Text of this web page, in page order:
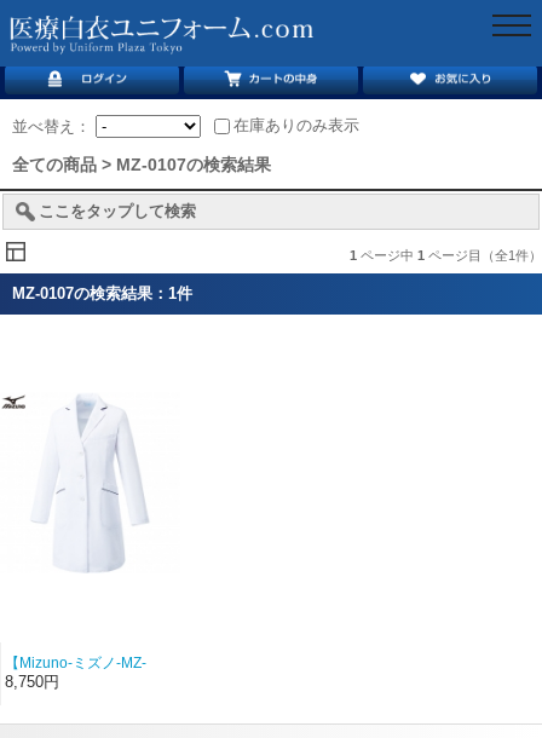
並べ替え： 在庫ありのみ表示
全ての商品 > MZ-0107の検索結果
ここをタップして検索
1 ページ中 1 ページ目（全1件）
MZ-0107の検索結果：1件
【Mizuno-ミズノ-MZ-
0107-C1】レディースド
8,750円